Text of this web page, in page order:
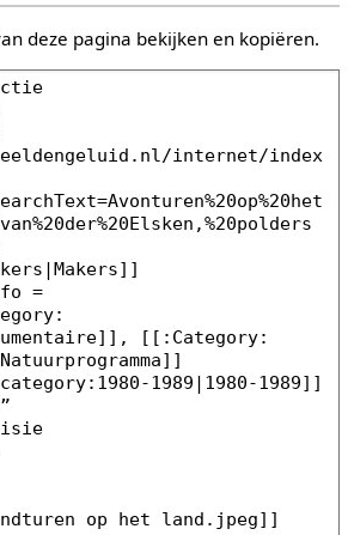
deze pagina bekijken en kopiëren.